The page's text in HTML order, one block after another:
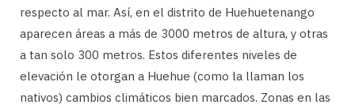
respecto al mar. Así, en el distrito de Huehuetenango
aparecen áreas a más de 3000 metros de altura, y otras
a tan solo 300 metros. Estos diferentes niveles de
elevación le otorgan a Huehue (como la llaman los
nativos) cambios climáticos bien marcados. Zonas en las